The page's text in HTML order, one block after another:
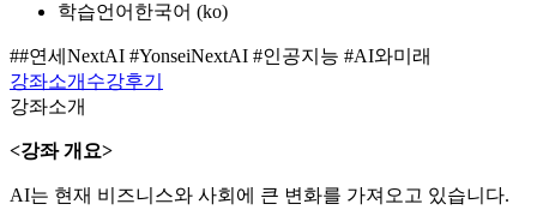
학습언어 한국어 ‎(ko)‎
##연세NextAI #YonseiNextAI #인공지능 #AI와미래
강좌소개 수강후기
강좌소개
<강좌 개요>
AI는 현재 비즈니스와 사회에 큰 변화를 가져오고 있습니다.